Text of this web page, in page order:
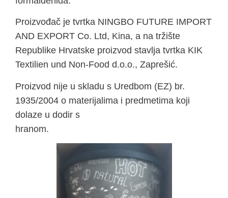
Proizvođač je tvrtka NINGBO FUTURE IMPORT
AND EXPORT Co. Ltd, Kina, a na tržište
Republike Hrvatske proizvod stavlja tvrtka KIK
Textilien und Non-Food d.o.o., Zaprešić.
Proizvod nije u skladu s Uredbom (EZ) br.
1935/2004 o materijalima i predmetima koji
dolaze u dodir s
hranom.